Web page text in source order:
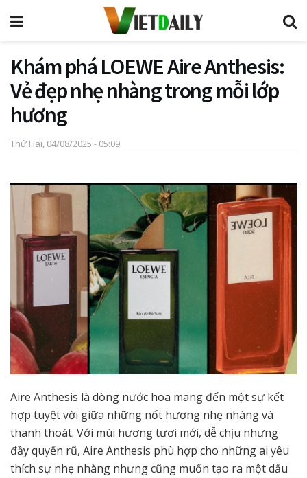
Khám phá LOEWE Aire Anthesis:
Vẻ đẹp nhẹ nhàng trong mỗi lớp
hương
Thứ Hai, 04/08/2025 - 05:09
Aire Anthesis là dòng nước hoa mang đến một sự kết
hợp tuyệt vời giữa những nốt hương nhẹ nhàng và
thanh thoát. Với mùi hương tươi mới, dễ chịu nhưng
đầy quyến rũ, Aire Anthesis phù hợp cho những ai yêu
thích sự nhẹ nhàng nhưng cũng muốn tạo ra một dấu